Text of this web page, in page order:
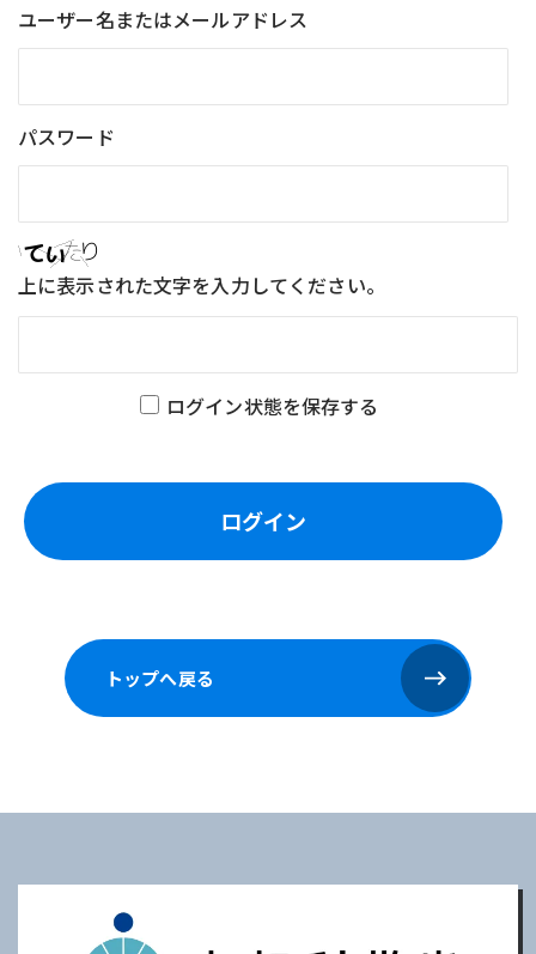
ユーザー名またはメールアドレス
パスワード
上に表示された文字を入力してください。
ログイン状態を保存する
トップへ戻る